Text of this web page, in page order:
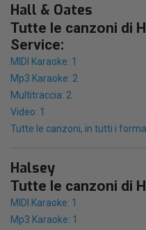
Hall & Oates
Tutte le canzoni di
Service:
MIDI Karaoke: 1
Mp3 Karaoke: 2
Multitraccia: 2
Video: 1
Tutte le canzoni, in tutti i
Halsey
Tutte le canzoni di
MIDI Karaoke: 1
Mp3 Karaoke: 1